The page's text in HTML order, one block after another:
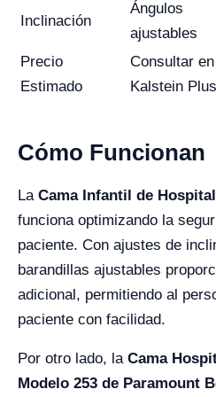
Inclinación
Ángulos
ajustables
Precio
Estimado
Consultar en
Kalstein Plus
Cómo Funcionan
La Cama Infantil de
funciona optimizando la
paciente. Con ajustes de
barandillas ajustables
adicional, permitiendo al
paciente con facilidad.
Por otro lado, la Cama
Modelo 253 de Paramount